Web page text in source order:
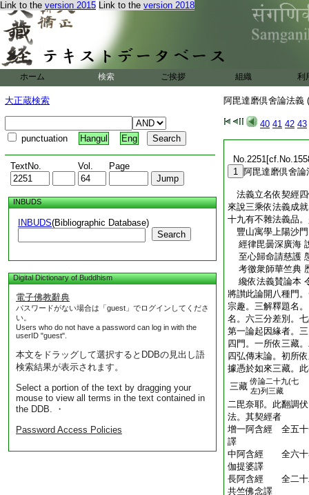
Link to the version 2015 Link to the version 2018
ホーム 検索 ご挨拶 組織 利
大正蔵検索
punctuation Hangul Eng
TextNo. Vol. Page
INBUDS
INBUDS(Bibliographic Database)
Search
Digital Dictionary of Buddhism
電子佛教辭典
パスワードがない場合は「guest」でログインしてくださ
い。
Users who do not have a password can log in with the
userID "guest".
本文をドラッグして選択するとDDBの見出し語
検索結果が表示されます。
Select a portion of the text by dragging your
mouse to view all terms in the text contained in
the DDB. ・
Password Access Policies
阿毘達磨倶舍論法義
40 41 42 43
1 阿毘達磨倶舍
法義立名依契經
來說三乘依法義成
十九有不雜法義品
豐山寓學上陽
經律毘曇深廣海
至心歸命請慈護
考徼衆師華竺典
纔依法義賛論本
將讃此論開八種門
宗趣。三解釋題名
名。六三分差別。
第一論起因緣者。
四門。一所依三藏
四弘傳末論。初所
據憑於如來三藏。
三藏 傍論二十九(七
左)列三藏
二毘奈耶。此翻調
法。其契經者
增一阿含經 全五
譯
中阿含經 全六
伽提婆譯
長阿含經 全二十
共竺佛念譯